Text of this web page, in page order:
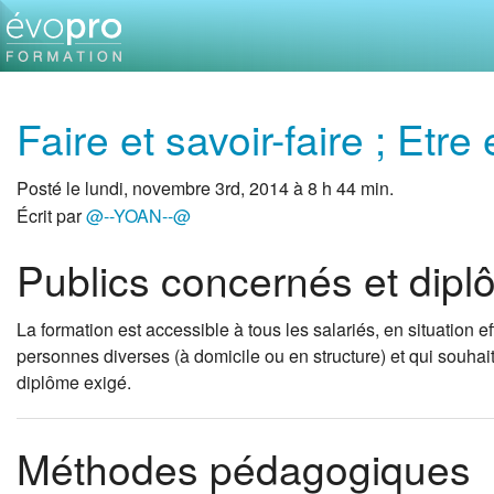
Faire et savoir-faire ; Etre
Posté le lundi, novembre 3rd, 2014 à 8 h 44 min.
Écrit par@--YOAN--@
Publics concernés et
La formation est accessible à tous les salariés, en situation
personnes diverses (à domicile ou en structure) et qui
diplôme exigé.
Méthodes pédagogiques